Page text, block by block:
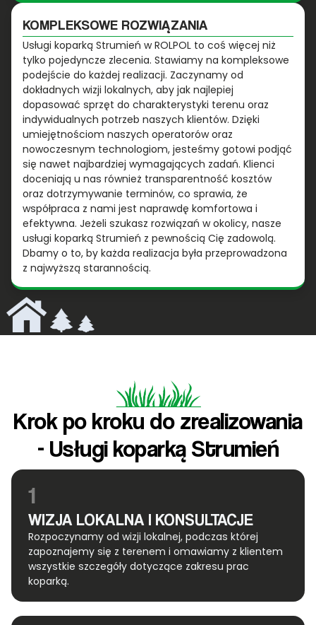
KOMPLEKSOWE ROZWIĄZANIA
Usługi koparką Strumień w ROLPOL to coś więcej niż
tylko pojedyncze zlecenia. Stawiamy na kompleksowe
podejście do każdej realizacji. Zaczynamy od
dokładnych wizji lokalnych, aby jak najlepiej
dopasować sprzęt do charakterystyki terenu oraz
indywidualnych potrzeb naszych klientów. Dzięki
umiejętnościom naszych operatorów oraz
nowoczesnym technologiom, jesteśmy gotowi podjąć
się nawet najbardziej wymagających zadań. Klienci
doceniają u nas również transparentność kosztów
oraz dotrzymywanie terminów, co sprawia, że
współpraca z nami jest naprawdę komfortowa i
efektywna. Jeżeli szukasz rozwiązań w okolicy, nasze
usługi koparką Strumień z pewnością Cię zadowolą.
Dbamy o to, by każda realizacja była przeprowadzona
z najwyższą starannością.
Krok po kroku do zrealizowania
- Usługi koparką Strumień
1
WIZJA LOKALNA I KONSULTACJE
Rozpoczynamy od wizji lokalnej, podczas której
zapoznajemy się z terenem i omawiamy z klientem
wszystkie szczegóły dotyczące zakresu prac
koparką.